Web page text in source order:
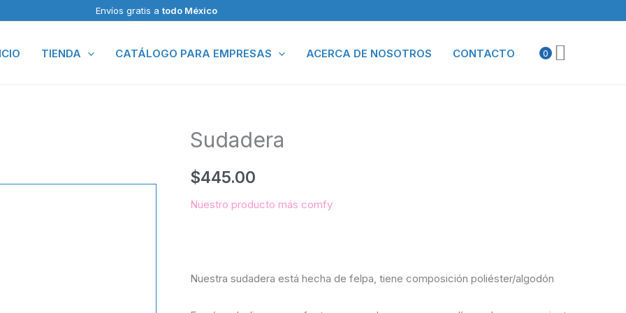
Envíos gratis a todo México
TIENDA CATÁLOGO PARA EMPRESAS ACERCA DE NOSOTROS CONTACTO 0
Sudadera
$445.00
Nuestro producto más comfy
Nuestra sudadera está hecha de felpa, tiene composición poliéster/algodón
Sudadera